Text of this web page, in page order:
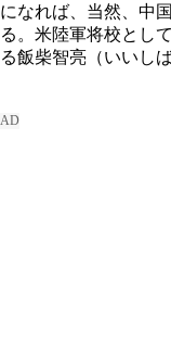
になれば、当然、中
る。米陸軍将校とし
る飯柴智亮（いいし